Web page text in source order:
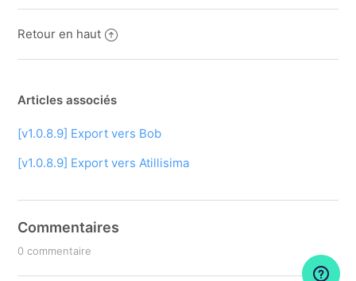
Retour en haut
Articles associés
[v1.0.8.9] Export vers Bob
[v1.0.8.9] Export vers Atillisima
Commentaires
0 commentaire